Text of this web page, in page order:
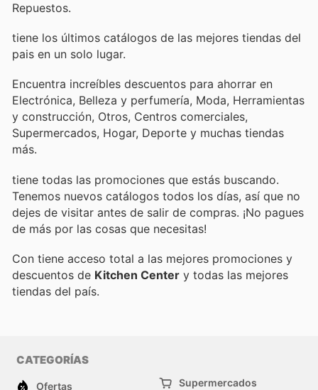
Repuestos.
tiene los últimos catálogos de las mejores tiendas del
pais en un solo lugar.
Encuentra increíbles descuentos para ahorrar en
Electrónica, Belleza y perfumería, Moda, Herramientas
y construcción, Otros, Centros comerciales,
Supermercados, Hogar, Deporte y muchas tiendas
más.
tiene todas las promociones que estás buscando.
Tenemos nuevos catálogos todos los días, así que no
dejes de visitar antes de salir de compras. ¡No pagues
de más por las cosas que necesitas!
Con tiene acceso total a las mejores promociones y
descuentos de Kitchen Center y todas las mejores
tiendas del país.
CATEGORÍAS
Ofertas Supermercados